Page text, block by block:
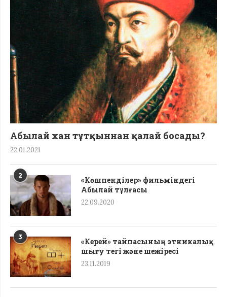
Абылай хан тұтқыннан қалай босады?
22.01.2021
2
«Көшпенділер» фильміндегі
Абылай тұлғасы
22.09.2020
3
«Керей» тайпасының этникалық
шығу тегі жəне шежіресі
23.11.2019